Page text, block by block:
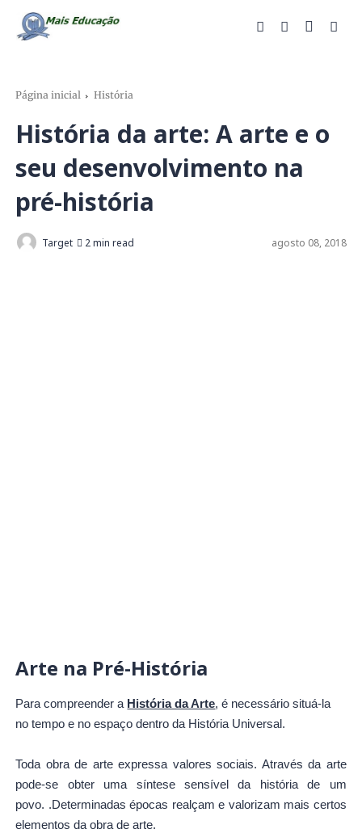
Página inicial História
História da arte: A arte e o
seu desenvolvimento na
pré-história
Target 2 min read agosto 08, 2018
Arte na Pré-História
Para compreender a História da Arte, é necessário situá-la
no tempo e no espaço dentro da História Universal.
Toda obra de arte expressa valores sociais. Através da arte
pode-se obter uma síntese sensível da história de um
povo. .Determinadas épocas realçam e valorizam mais certos
elementos da obra de arte.